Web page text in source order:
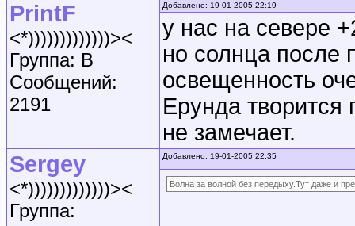
PrintF
<*)))))))))))))><
Группа: B
Сообщений:
2191
Добавлено: 19-01-2005 22:19
у нас на севере
но солнца после
освещенность
Ерунда творится
не замечает.
Sergey
<*)))))))))))))><
Группа:
Добавлено: 19-01-2005 22:35
Волна за волной без передыху.Тут даже и